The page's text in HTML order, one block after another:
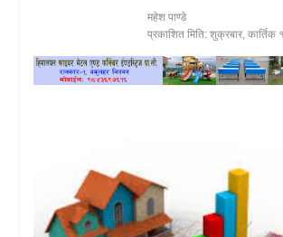
प्रदेश
रोचक
महेश पाण्डे
प्रकाशित मिति: शुक्रबार, कार्तिक